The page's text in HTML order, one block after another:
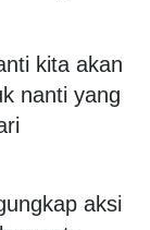
kita akan
nanti yang
aksi